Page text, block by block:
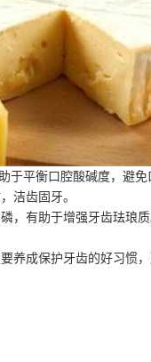
于平衡口腔酸碱度，避
洁齿固牙。
，有助于增强牙齿珐琅
养成保护牙齿的好习惯